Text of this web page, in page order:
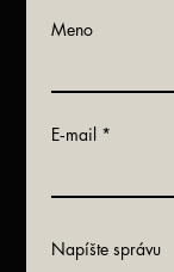
Meno
E‑mail
Napíšte správu